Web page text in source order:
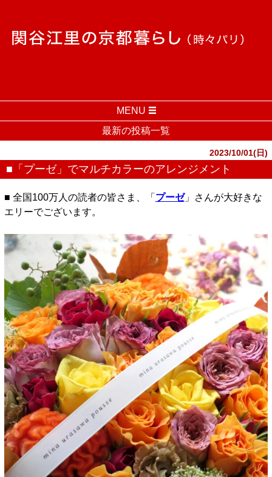
MENU
最新の投稿一覧
2023/10/01(日)
■「プーゼ」でマルチカラーのアレンジメント
■ 全国100万人の読者の皆さま、「 プーゼ」さんが大好きな
エリーでございます。